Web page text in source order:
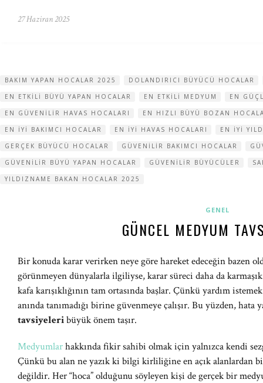
27 Haziran 2025
BAKIM YAPAN HOCALAR 2025
DOLANDIRICI BÜYÜCÜ HOCALAR
EN ETKILI BÜYÜ YAPAN HOCALAR
EN ETKILI MEDYUM
EN
EN GÜVENILIR HAVAS HOCALARI
EN HIZLI BÜYÜ BOZAN
EN IYI BAKIMCI HOCALAR
EN IYI HAVAS HOCALARI
EN IYI
GERÇEK BÜYÜCÜ HOCALAR
GÜVENILIR BAKIMCI HOCALAR
GÜVENILIR BÜYÜ YAPAN HOCALAR
GÜVENILIR BÜYÜCÜLER
YILDIZNAME BAKAN HOCALAR 2025
GENEL
GÜNCEL MEDYUM
Bir konuda karar verirken neye göre hareket edeceğin bazen
görünmeyen dünyalarla ilgiliyse, karar süreci daha da
kafa karışıklığının tam ortasında başlar. Çünkü yardım
anında tanımadığı birine güvenmeye çalışır. Bu yüzden, hata
tavsiyeleribüyük önem taşır.
Medyumlarhakkında fikir sahibi olmak için yalnızca kendi
Çünkü bu alan ne yazık ki bilgi kirliliğine en açık alanlardan
değildir. Her “hoca” olduğunu söyleyen kişi de gerçek bir